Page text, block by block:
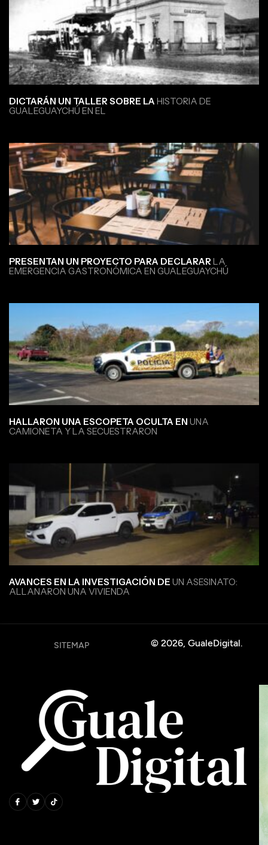
DICTARÁN UN TALLER SOBRE LA HISTORIA DE
GUALEGUAYCHÚ EN EL
PRESENTAN UN PROYECTO PARA DECLARARLA
EMERGENCIA GASTRONÓMICA EN GUALEGUAYCHÚ
HALLARON UNA ESCOPETA OCULTA EN UNA
CAMIONETA Y LA SECUESTRARON
AVANCES EN LA INVESTIGACIÓN DE UN ASESINATO:
ALLANARON UNA VIVIENDA
© 2026, GualeDigital.
SITEMAP